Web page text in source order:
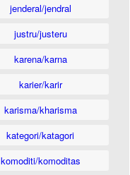
jenderal/jendral
justru/justeru
karena/karna
karier/karir
karisma/kharisma
kategori/katagori
komoditi/komoditas